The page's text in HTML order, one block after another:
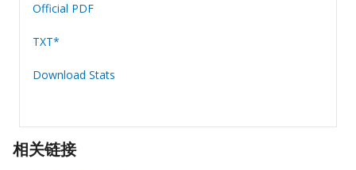
Official PDF
TXT*
Download Stats
相关链接